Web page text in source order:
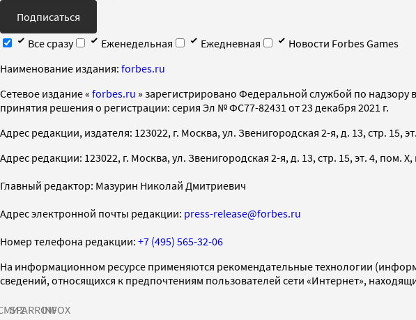
Подписаться
Все сразу
Еженедельная Ежедневная
Новости Forbes Games
Наименование издания: forbes.ru
Cетевое издание « forbes.ru » зарегистрировано Федеральной службой по
принятия решения о регистрации: серия Эл № ФС77-82431 от 23 декабря 2021 г.
Адрес редакции, издателя: 123022, г. Москва, ул. Звенигородская 2-я, д. 13, стр. 15,
Адрес редакции: 123022, г. Москва, ул. Звенигородская 2-я, д. 13, стр. 15, эт. 4, пом. X,
Главный редактор: Мазурин Николай Дмитриевич
Адрес электронной почты редакции: press-release@forbes.ru
Номер телефона редакции: +7 (495) 565-32-06
На информационном ресурсе применяются рекомендательные технологии
сведений, относящихся к предпочтениям пользователей сети «Интернет»,
SPARROWINFOX